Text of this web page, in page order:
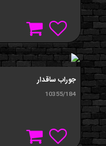
جوراب ساقدار
10355/184